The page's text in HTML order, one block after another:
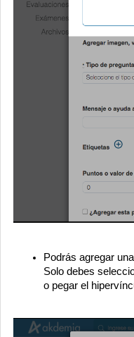
Podrás agregar
Solo debes
o pegar el